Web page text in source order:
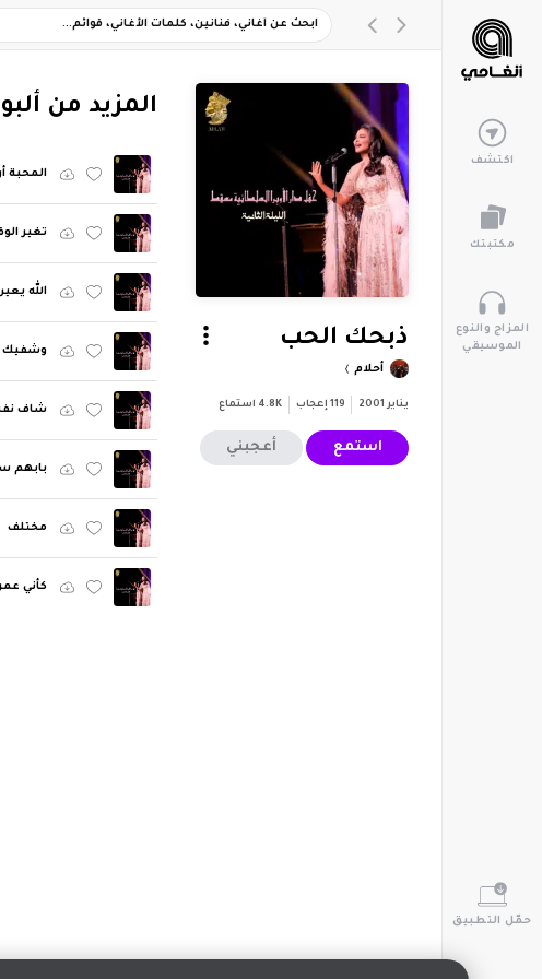
اكتشف
مكتبتك
المزاج والنوع
الموسيقي
حمّل التطبيق
ذبحك الحب
أحلام
يناير 2001 119 إعجاب 4.8K استماع
استمع أعجبني
‏المزيد من
المحبة
تغير
الله
وشفيك
شاف
بابهم
مختلف
كأني